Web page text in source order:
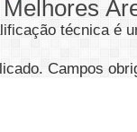
técnica é
Campos